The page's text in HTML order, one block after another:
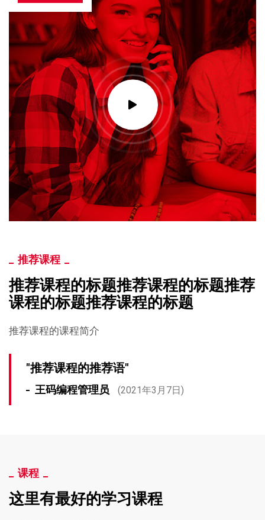
推荐课程
推荐课程的标题推荐课程的标题推荐
课程的标题推荐课程的标题
推荐课程的课程简介
"推荐课程的推荐语"
王码编程管理员 (2021年3月7日)
课程
这里有最好的学习课程